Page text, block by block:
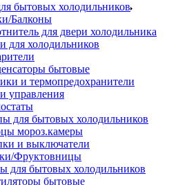
бытовых холодильников
Балконы
для двери холодильника
для холодильников
бытовые
и термопредохранители
управления
для бытовых холодильников
мороз.камеры
и выключатели
Фруктовницы
для бытовых холодильников
бытовые